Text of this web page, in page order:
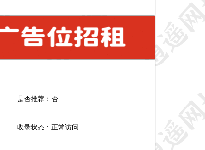
是否推荐：否
收录状态：正常访问